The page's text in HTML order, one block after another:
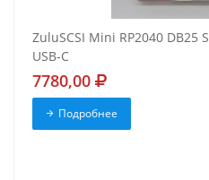
ZuluSCSI Mini RP2040 DB25
USB-C
7780,00
Подробнее